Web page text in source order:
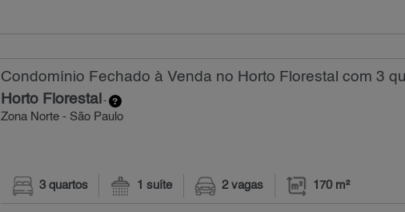
Condomínio Fechado à Venda no Horto Florestal com 3
Horto Florestal -
Zona Norte - São Paulo
3 quartos 1 suíte 2 vagas 170 m²